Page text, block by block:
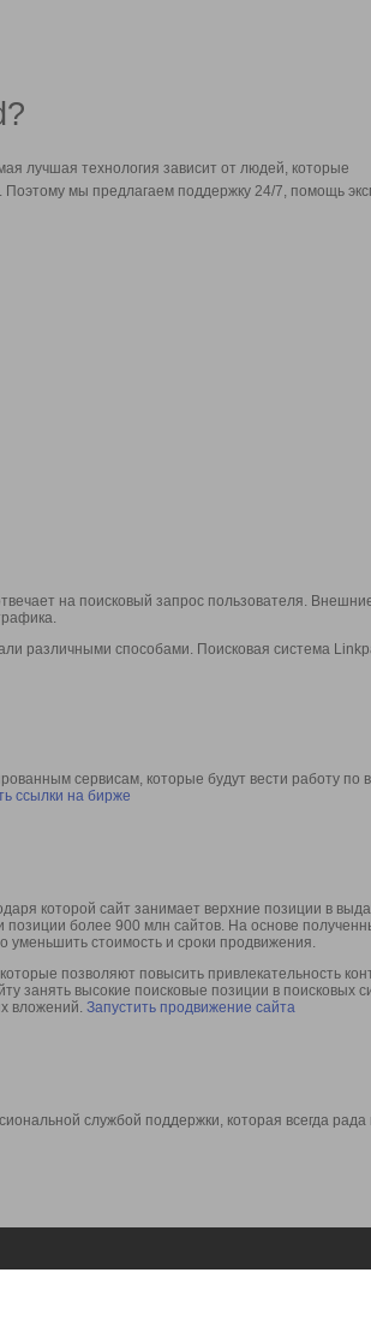
лучшая технология зависит от людей, которые
мы предлагаем поддержку 24/7, помощь
на поисковый запрос пользователя.
различными способами. Поисковая система
сервисам, которые будут вести работу
ссылки на бирже
которой сайт занимает верхние позиции в
более 900 млн сайтов. На основе
уменьшить стоимость и сроки продвижения.
позволяют повысить привлекательность
занять высокие поисковые позиции в поисковых
вложений. Запустить продвижение сайта
службой поддержки, которая всегда